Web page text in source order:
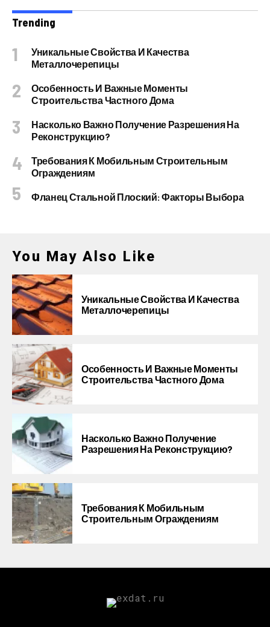
Trending
Уникальные Свойства И Качества
Металлочерепицы
Особенность И Важные Моменты
Строительства Частного Дома
Насколько Важно Получение Разрешения На
Реконструкцию?
Требования К Мобильным Строительным
Ограждениям
Фланец Стальной Плоский: Факторы Выбора
You May Also Like
Уникальные Свойства И Качества
Металлочерепицы
Особенность И Важные Моменты
Строительства Частного Дома
Насколько Важно Получение
Разрешения На Реконструкцию?
Требования К Мобильным
Строительным Ограждениям